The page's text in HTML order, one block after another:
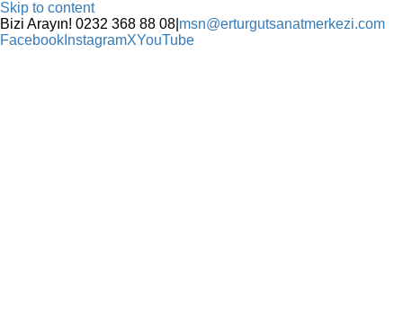
Skip to content
Bizi Arayın! 0232 368 88 08 msn@erturgutsanatmerkezi.com
Facebook InstagramXYouTube